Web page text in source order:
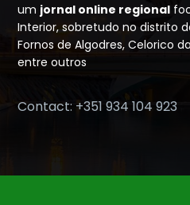
um jornal online regional
Interior, sobretudo no distrito
Fornos de Algodres, Celorico
entre outros
Contact: +351 934 104 923